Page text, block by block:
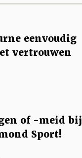
eenvoudig
vertrouwen
of -meid bij
Sport!